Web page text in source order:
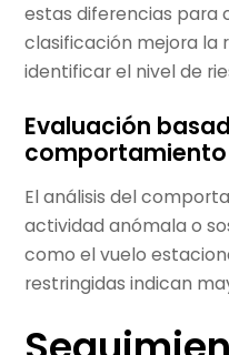
estas diferencias para
clasificación mejora la
identificar el nivel de
Evaluación
comportamiento
El análisis del
actividad anómala o
como el vuelo
restringidas indican